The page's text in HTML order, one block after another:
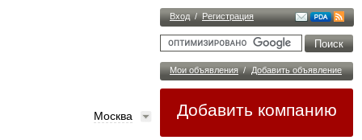
Вход / Регистрация
Мои объявления / Добавить объявление
Добавить компанию
Москва